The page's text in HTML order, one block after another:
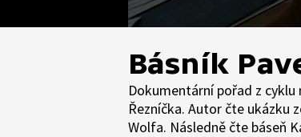
Básník
Dokumentární pořad z
Řezníčka. Autor čte ukázku
Wolfa. Následně čte báseň